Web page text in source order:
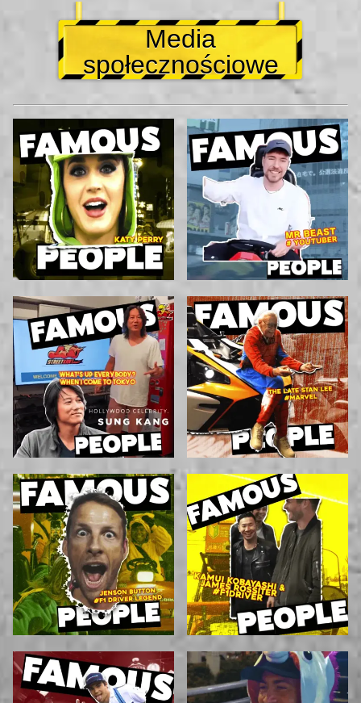
Media
społecznościowe